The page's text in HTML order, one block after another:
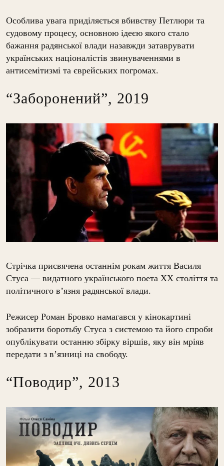
Особлива увага приділяється вбивству Петлюри та
судовому процесу, основною ідеєю якого стало
бажання радянської влади назавжди затаврувати
українських націоналістів звинуваченнями в
антисемітизмі та єврейських погромах.
“Заборонений”, 2019
Стрічка присвячена останнім рокам життя Василя
Стуса — видатного українського поета XX століття та
політичного в’язня радянської влади.
Режисер Роман Бровко намагався у кінокартині
зобразити боротьбу Стуса з системою та його спроби
опублікувати останню збірку віршів, яку він мріяв
передати з в’язниці на свободу.
“Поводир”, 2013